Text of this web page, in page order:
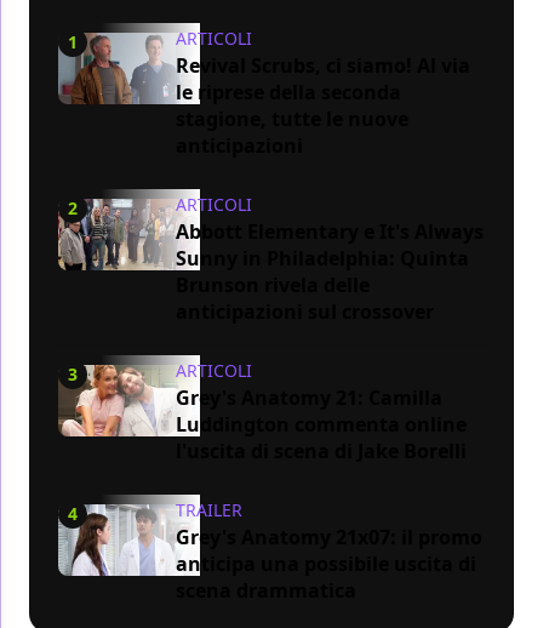
1 ARTICOLI
Revival Scrubs, ci siamo! Al via
le riprese della seconda
2 ARTICOLI
Abbott Elementary e It's Always
Sunny in Philadelphia: Quinta
3 ARTICOLI
Grey's Anatomy 21: Camilla
Luddington commenta online
4 TRAILER
Grey's Anatomy 21x07: il promo
anticipa una possibile uscita di